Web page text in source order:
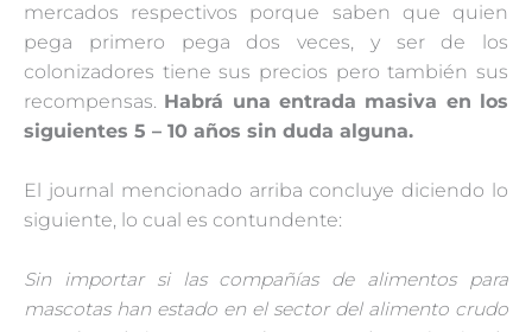
mercados respectivos porque saben que quien
pega primero pega dos veces, y ser de los
colonizadores tiene sus precios pero también sus
recompensas. Habrá una entrada masiva en los
siguientes 5 – 10 años sin duda alguna.
El journal mencionado arriba concluye diciendo lo
siguiente, lo cual es contundente:
Sin importar si las compañías de alimentos para
mascotas han estado en el sector del alimento crudo